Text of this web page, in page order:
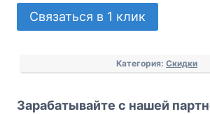
Количество
товара
партнерской
Связаться в 1 клик
Категория: Скидки
Зарабатывайте с нашей